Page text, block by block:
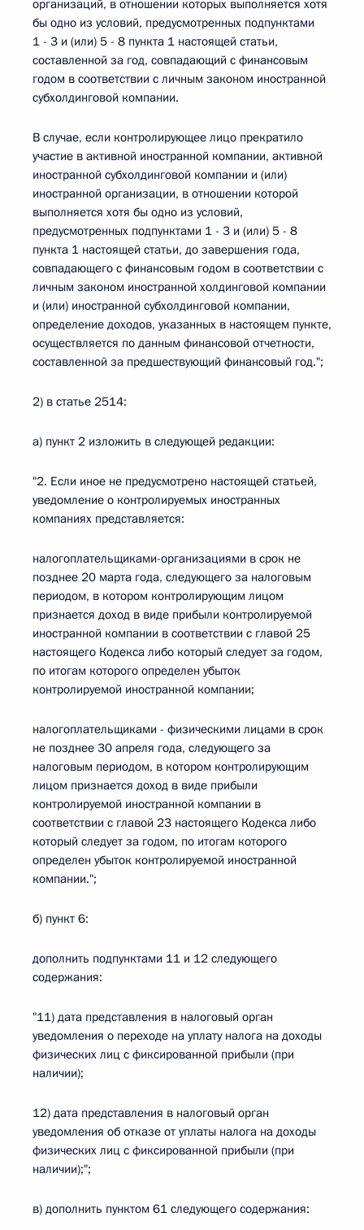
организаций, в отношении которых выполняется хотя
бы одно из условий, предусмотренных подпунктами
1 - 3 и (или) 5 - 8 пункта 1 настоящей статьи,
составленной за год, совпадающий с финансовым
годом в соответствии с личным законом иностранной
субхолдинговой компании.
В случае, если контролирующее лицо прекратило
участие в активной иностранной компании, активной
иностранной субхолдинговой компании и (или)
иностранной организации, в отношении которой
выполняется хотя бы одно из условий,
предусмотренных подпунктами 1 - 3 и (или) 5 - 8
пункта 1 настоящей статьи, до завершения года,
совпадающего с финансовым годом в соответствии с
личным законом иностранной холдинговой компании
и (или) иностранной субхолдинговой компании,
определение доходов, указанных в настоящем пункте,
осуществляется по данным финансовой отчетности,
составленной за предшествующий финансовый год.";
2) в статье 2514:
а) пункт 2 изложить в следующей редакции:
"2. Если иное не предусмотрено настоящей статьей,
уведомление о контролируемых иностранных
компаниях представляется:
налогоплательщиками-организациями в срок не
позднее 20 марта года, следующего за налоговым
периодом, в котором контролирующим лицом
признается доход в виде прибыли контролируемой
иностранной компании в соответствии с главой 25
настоящего Кодекса либо который следует за годом,
по итогам которого определен убыток
контролируемой иностранной компании;
налогоплательщиками - физическими лицами в срок
не позднее 30 апреля года, следующего за
налоговым периодом, в котором контролирующим
лицом признается доход в виде прибыли
контролируемой иностранной компании в
соответствии с главой 23 настоящего Кодекса либо
который следует за годом, по итогам которого
определен убыток контролируемой иностранной
компании.";
б) пункт 6:
дополнить подпунктами 11 и 12 следующего
содержания:
"11) дата представления в налоговый орган
уведомления о переходе на уплату налога на доходы
физических лиц с фиксированной прибыли (при
наличии);
12) дата представления в налоговый орган
уведомления об отказе от уплаты налога на доходы
физических лиц с фиксированной прибыли (при
наличии);";
в) дополнить пунктом 61 следующего содержания: